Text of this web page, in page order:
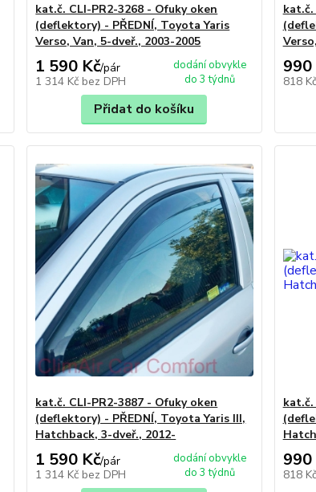
kat.č. CLI-PR2-3268 - Ofuky oken
(deflektory) - PŘEDNÍ, Toyota Yaris
Verso, Van, 5-dveř., 2003-2005
1 590 Kč/pár
1 314 Kč bez DPH
dodání obvykle
do 3 týdnů
Přidat do košíku
kat.č.
990
818 Kč
kat.č. CLI-PR2-3887 - Ofuky oken
(deflektory) - PŘEDNÍ, Toyota Yaris III,
Hatchback, 3-dveř., 2012-
1 590 Kč/pár
1 314 Kč bez DPH
dodání obvykle
do 3 týdnů
kat.č.
990
818 Kč